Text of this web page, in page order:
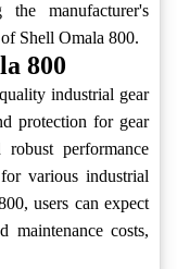
manufacturer's
Shell Omala 800.
800
industrial gear
protection for gear
performance
various industrial
users can expect
maintenance costs,